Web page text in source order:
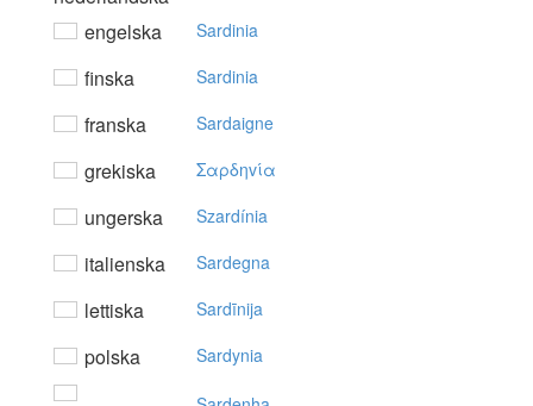
engelska Sardinia
finska Sardinia
franska Sardaigne
grekiska Σαρδηvία
ungerska Szardínia
italienska Sardegna
lettiska Sardīnija
polska Sardynia